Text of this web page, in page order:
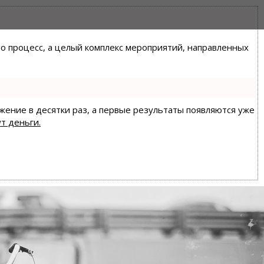
процесс, а целый комплекс мероприятий, направленных
в десятки раз, а первые результаты появляются уже
деньги.